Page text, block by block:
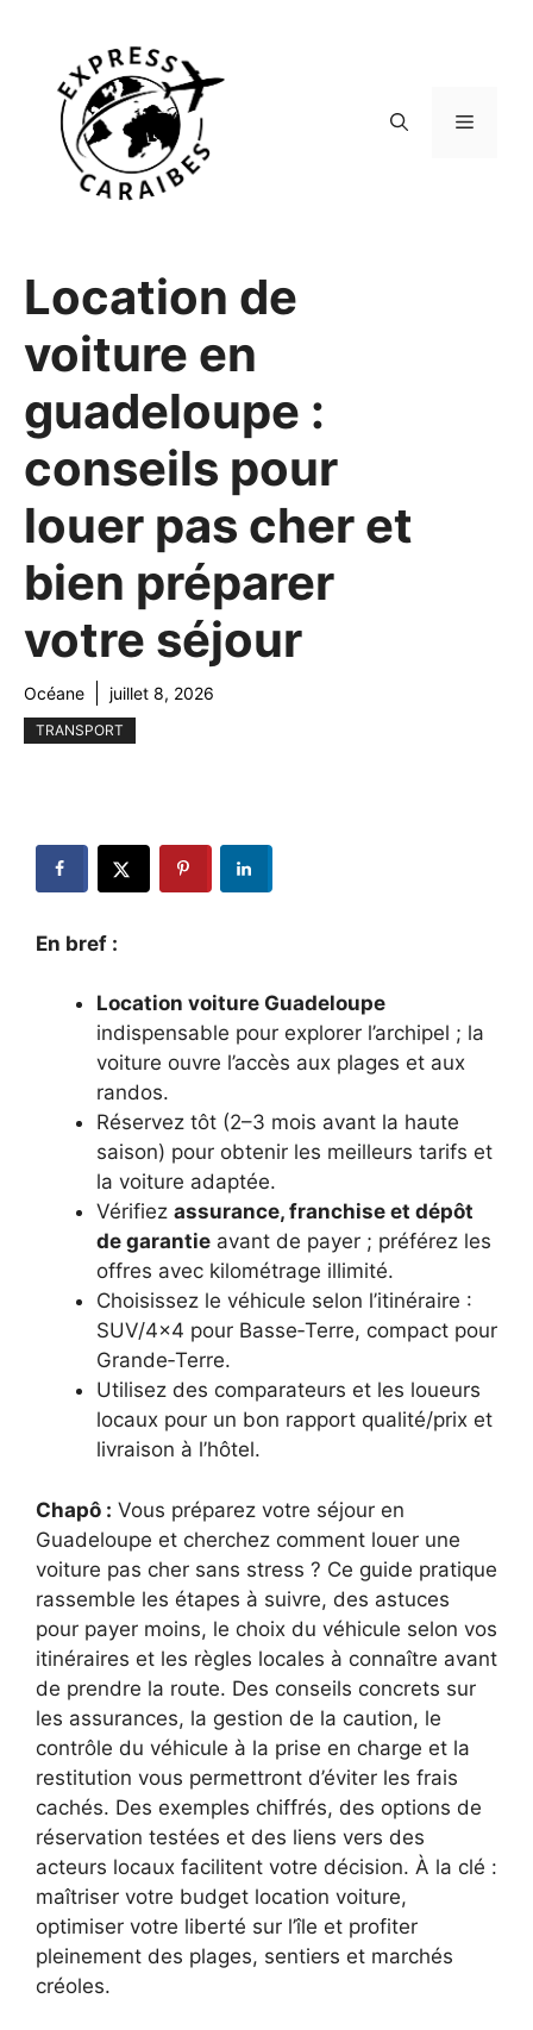
contenu
Menu
Location de
voiture en
guadeloupe :
conseils pour
louer pas cher et
bien préparer
votre séjour
Océane juillet 8, 2026
TRANSPORT
En bref :
Location voiture Guadeloupe
indispensable pour explorer l’archipel ; la
voiture ouvre l’accès aux plages et aux
randos.
Réservez tôt (2–3 mois avant la haute
saison) pour obtenir les meilleurs tarifs et
la voiture adaptée.
Vérifiez assurance, franchise et dépôt
de garantie avant de payer ; préférez les
offres avec kilométrage illimité.
Choisissez le véhicule selon l’itinéraire :
SUV/4×4 pour Basse‑Terre, compact pour
Grande‑Terre.
Utilisez des comparateurs et les loueurs
locaux pour un bon rapport qualité/prix et
livraison à l’hôtel.
Chapô : Vous préparez votre séjour en
Guadeloupe et cherchez comment louer une
voiture pas cher sans stress ? Ce guide pratique
rassemble les étapes à suivre, des astuces
pour payer moins, le choix du véhicule selon vos
itinéraires et les règles locales à connaître avant
de prendre la route. Des conseils concrets sur
les assurances, la gestion de la caution, le
contrôle du véhicule à la prise en charge et la
restitution vous permettront d’éviter les frais
cachés. Des exemples chiffrés, des options de
réservation testées et des liens vers des
acteurs locaux facilitent votre décision. À la clé :
maîtriser votre budget location voiture,
optimiser votre liberté sur l’île et profiter
pleinement des plages, sentiers et marchés
créoles.